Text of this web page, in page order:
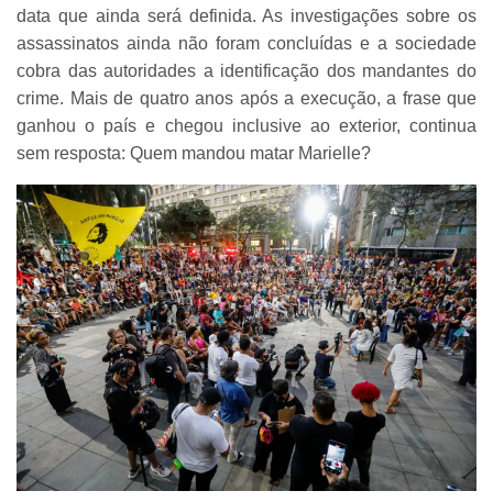
data que ainda será definida. As investigações sobre os
assassinatos ainda não foram concluídas e a sociedade
cobra das autoridades a identificação dos mandantes do
crime. Mais de quatro anos após a execução, a frase que
ganhou o país e chegou inclusive ao exterior, continua
sem resposta: Quem mandou matar Marielle?